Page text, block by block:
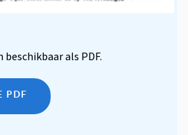
als PDF.
PDF